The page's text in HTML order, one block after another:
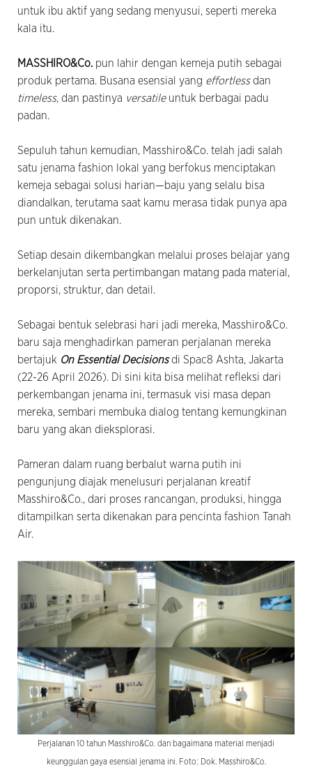
untuk ibu aktif yang sedang menyusui, seperti mereka
kala itu.
MASSHIRO&Co. pun lahir dengan kemeja putih sebagai
produk pertama. Busana esensial yang effortlessdan
timeless, dan pastinya versatileuntuk berbagai padu
padan.
Sepuluh tahun kemudian, Masshiro&Co. telah jadi salah
satu jenama fashion lokal yang berfokus menciptakan
kemeja sebagai solusi harian—baju yang selalu bisa
diandalkan, terutama saat kamu merasa tidak punya apa
pun untuk dikenakan.
Setiap desain dikembangkan melalui proses belajar yang
berkelanjutan serta pertimbangan matang pada material,
proporsi, struktur, dan detail.
Sebagai bentuk selebrasi hari jadi mereka, Masshiro&Co.
baru saja menghadirkan pameran perjalanan mereka
bertajuk On Essential Decisionsdi Spac8 Ashta, Jakarta
(22-26 April 2026). Di sini kita bisa melihat refleksi dari
perkembangan jenama ini, termasuk visi masa depan
mereka, sembari membuka dialog tentang kemungkinan
baru yang akan dieksplorasi.
Pameran dalam ruang berbalut warna putih ini
pengunjung diajak menelusuri perjalanan kreatif
Masshiro&Co., dari proses rancangan, produksi, hingga
ditampilkan serta dikenakan para pencinta fashion Tanah
Air.
Perjalanan 10 tahun Masshiro&Co. dan bagaimana material menjadi
keunggulan gaya esensial jenama ini. Foto: Dok. Masshiro&Co.